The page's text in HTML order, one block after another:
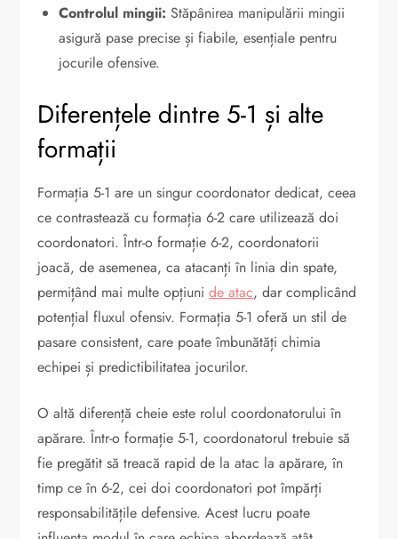
Controlul mingii: Stăpânirea manipulării mingii
asigură pase precise și fiabile, esențiale pentru
jocurile ofensive.
Diferențele dintre 5-1 și alte
formații
Formația 5-1 are un singur coordonator dedicat, ceea
ce contrastează cu formația 6-2 care utilizează doi
coordonatori. Într-o formație 6-2, coordonatorii
joacă, de asemenea, ca atacanți în linia din spate,
permițând mai multe opțiunide atac, dar complicând
potențial fluxul ofensiv. Formația 5-1 oferă un stil de
pasare consistent, care poate îmbunătăți chimia
echipei și predictibilitatea jocurilor.
O altă diferență cheie este rolul coordonatorului în
apărare. Într-o formație 5-1, coordonatorul trebuie să
fie pregătit să treacă rapid de la atac la apărare, în
timp ce în 6-2, cei doi coordonatori pot împărți
responsabilitățile defensive. Acest lucru poate